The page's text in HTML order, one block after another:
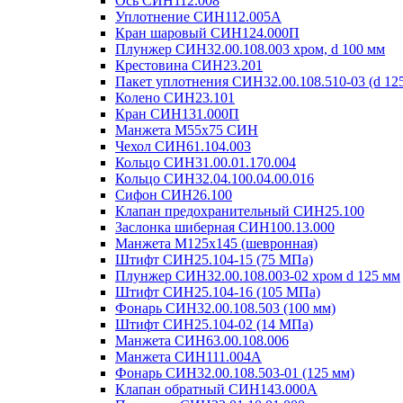
Уплотнение СИН112.005А
Кран шаровый СИН124.000П
Плунжер СИН32.00.108.003 хром, d 100 мм
Крестовина СИН23.201
Пакет уплотнения СИН32.00.108.510-03 (d
Колено СИН23.101
Кран СИН131.000П
Манжета М55х75 СИН
Чехол СИН61.104.003
Кольцо СИН31.00.01.170.004
Кольцо СИН32.04.100.04.00.016
Сифон СИН26.100
Клапан предохранительный СИН25.100
Заслонка шиберная СИН100.13.000
Манжета М125х145 (шевронная)
Штифт СИН25.104-15 (75 МПа)
Плунжер СИН32.00.108.003-02 хром d 125 мм
Штифт СИН25.104-16 (105 МПа)
Фонарь СИН32.00.108.503 (100 мм)
Штифт СИН25.104-02 (14 МПа)
Манжета СИН63.00.108.006
Манжета СИН111.004А
Фонарь СИН32.00.108.503-01 (125 мм)
Клапан обратный СИН143.000А